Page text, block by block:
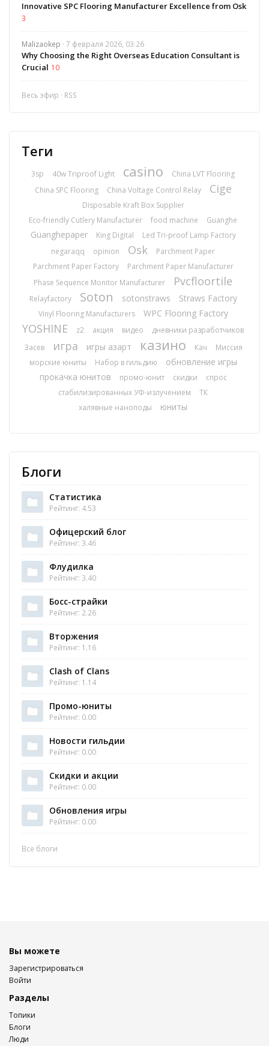
Innovative SPC Flooring Manufacturer Excellence from Osk
3
Malizaokep · 7 февраля 2026, 03:26
Why Choosing the Right Overseas Education Consultant is
Crucial 10
Весь эфир · RSS
Теги
3sp 40w Triproof Light casino
China LVT Flooring
China SPC Flooring
China Voltage Control Relay Cige
Disposable Kraft Box Supplier
Eco-friendly Cutlery Manufacturer
food machine Guanghe
Guanghepaper King Digital
Led Tri-proof Lamp Factory
negaraqq
opinion Osk
Parchment Paper
Parchment Paper Factory
Parchment Paper Manufacturer
Phase Sequence Monitor Manufacturer
Pvcfloortile
Relayfactory Soton sotonstraws Straws Factory
Vinyl Flooring Manufacturers WPC Flooring Factory
YOSHINE z2 акция видео
дневники разработчиков
Засев
игра игры азарт казино Кач
Миссия
морские юниты
Набор в гильдию
обновление игры
прокачка юнитов
промо-юнит скидки
спрос
стабилизированных УФ-излучением
ТК
халявные наноподы
юниты
Блоги
Статистика
Рейтинг: 4.53
Офицерский блог
Рейтинг: 3.46
Флудилка
Рейтинг: 3.40
Босс-страйки
Рейтинг: 2.26
Вторжения
Рейтинг: 1.16
Clash of Clans
Рейтинг: 1.14
Промо-юниты
Рейтинг: 0.00
Новости гильдии
Рейтинг: 0.00
Скидки и акции
Рейтинг: 0.00
Обновления игры
Рейтинг: 0.00
Все блоги
Вы можете
Зарегистрироваться
Войти
Разделы
Топики
Блоги
Люди